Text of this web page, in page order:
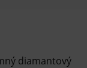
diamantový